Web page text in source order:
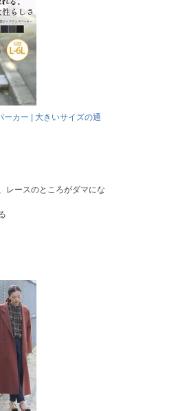
ーカー | 大きいサイズの通
レースのところがダマにな